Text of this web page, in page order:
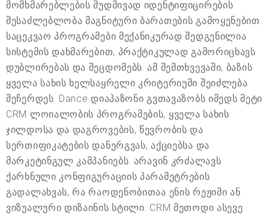
მომხმარებლების მუდმივად იდენტიფიცირების
შესაძლებლობა მაგნიტური ბარათების გამოყენებით.
საცეკვაო პროგრამები მექანიკურად შედგენილია
სისტემის დახმარებით, პრაქტიკულად გამორიცხავს
დუბლირებას და შეცდომებს. ამ შემთხვევაში, ბაზის
ყველა სახის ხელსაყრელი კრიტერიუმი შეიძლება
შეჩერდეს. Dance დიაპაზონი გვთავაზობს იმედს მეტი
CRM ლოიალობის პროგრამების, ყველა სახის
ჯილდოსა და დაგროვების, წევრობის და
სერთიფიკატების დანერგვას, აქციებსა და
მარკეტინგულ კამპანიებს. არავინ კრძალავს
ქარხნული კონფიგურაციის პარამეტრების
გადალახვას, რა რაოდენობითაა ენის რეჟიმი ან
ვიზუალური დიზაინის სტილი. CRM მეთოდი ასევე